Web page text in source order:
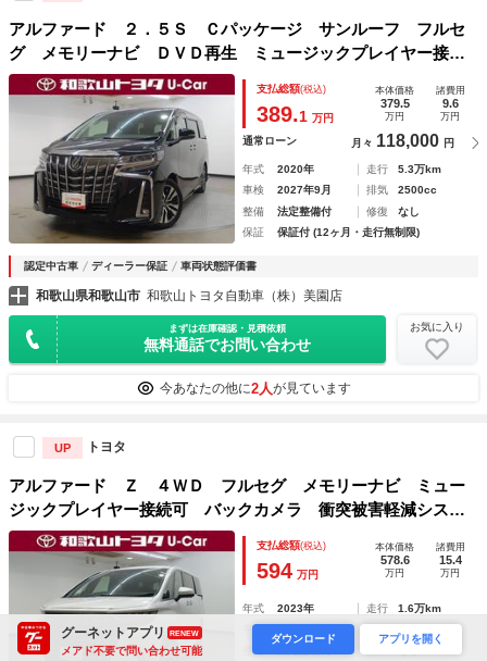
アルファード ２．５Ｓ Ｃパッケージ サンルーフ フルセ
グ メモリーナビ ＤＶＤ再生 ミュージックプレイヤー接続
可 後席モニター バックカメラ 衝突被害軽減システム Ｅ
ＴＣ ドラレコ 両側電動スライド ＬＥＤヘッドランプ 乗
車定員７人
支払総額(税込)
389.1 万円
本体価格
379.5
万円
諸費用
9.6
万円
通常ローン 月々 118,000 円
年式 2020年 走行
5.3万km
車検
2027年9月 排気
2500cc
整備
法定整備付 修復
なし
保証
保証付 (12ヶ月・走行無制限)
認定中古車 ディーラー保証 車両状態評価書
和歌山県和歌山市 和歌山トヨタ自動車（株）美園店
まずは在庫確認・見積依頼
無料通話でお問い合わせ
お気に入り
今あなたの他に2人が見ています
UP トヨタ
アルファード Ｚ ４ＷＤ フルセグ メモリーナビ ミュー
ジックプレイヤー接続可 バックカメラ 衝突被害軽減システ
ム ＥＴＣ 両側電動スライド ＬＥＤヘッドランプ 乗車定
員７人 ３列シート ワンオーナー
支払総額(税込)
594 万円
本体価格
578.6
万円
諸費用
15.4
万円
年式 2023年 走行
1.6万km
車検
整備
グーネットアプリ RENEW
メアド不要で問い合わせ可能
ダウンロード アプリを開く